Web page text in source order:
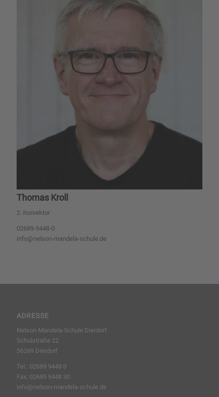
Thomas Kroll
2. Konrektor
02689-9448-0
info@nelson-mandela-schule.de
ADRESSE
Nelson-Mandela-Schule Dierdorf
Schulstraße 22
56269 Dierdorf
Tel.: 02689 9448 0
Fax: 02689 9448 30
info@nelson-mandela-schule.de